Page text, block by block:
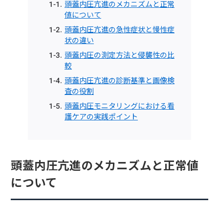
頭蓋内圧亢進のメカニズムと正常
値について
頭蓋内圧亢進の急性症状と慢性症
状の違い
頭蓋内圧の測定方法と侵襲性の比
較
頭蓋内圧亢進の診断基準と画像検
査の役割
頭蓋内圧モニタリングにおける看
護ケアの実践ポイント
頭蓋内圧亢進のメカニズムと正常値
について